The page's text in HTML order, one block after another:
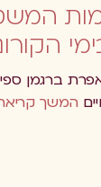
ברגמן ספיר
המשך